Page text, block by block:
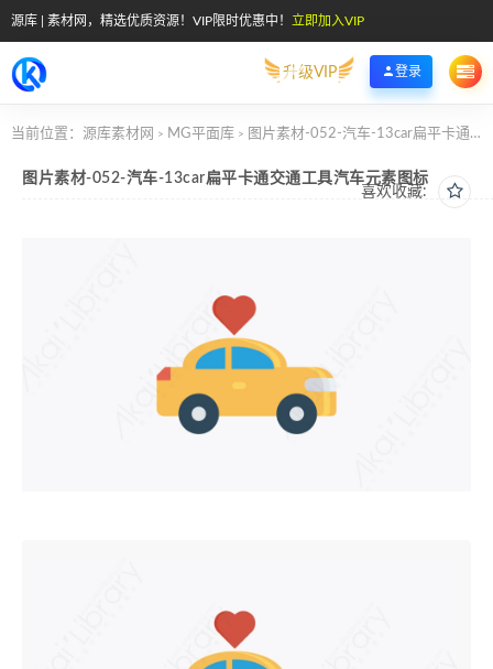
源库 | 素材网，精选优质资源！VIP限时优惠中！ 立即加入VIP
升级VIP 登录
当前位置： 源库素材网 > MG平面库 > 图片素材-052-汽车-13car扁平卡通交通工具汽车元素图标
喜欢收藏:
图片素材-052-汽车-13car扁平卡通交通工具汽车元素图标